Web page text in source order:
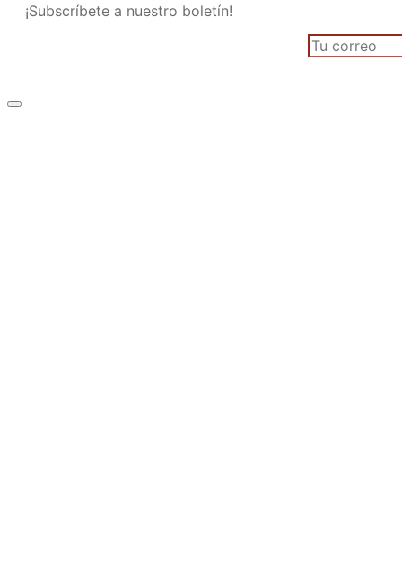
¡Subscríbete a nuestro boletín!